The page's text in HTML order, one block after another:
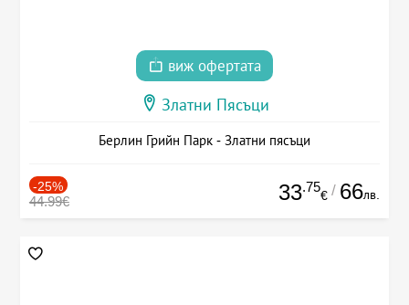
виж офертата
Златни Пясъци
Берлин Грийн Парк - Златни пясъци
-25%
44.99€ 33.75
€ / 66лв.